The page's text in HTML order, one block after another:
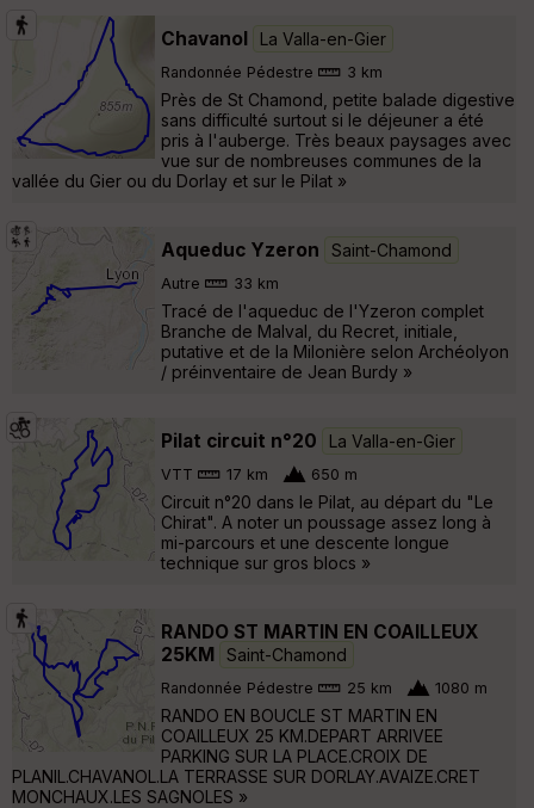
Chavanol La Valla-en-Gier
Randonnée Pédestre 3 km
Près de St Chamond, petite balade digestive
sans difficulté surtout si le déjeuner a été
pris à l'auberge. Très beaux paysages avec
vue sur de nombreuses communes de la
vallée du Gier ou du Dorlay et sur le Pilat »
Aqueduc Yzeron Saint-Chamond
Autre 33 km
Tracé de l'aqueduc de l'Yzeron complet
Branche de Malval, du Recret, initiale,
putative et de la Milonière selon Archéolyon
/ préinventaire de Jean Burdy »
Pilat circuit n°20 La Valla-en-Gier
VTT 17 km 650 m
Circuit n°20 dans le Pilat, au départ du "Le
Chirat". A noter un poussage assez long à
mi-parcours et une descente longue
technique sur gros blocs »
RANDO ST MARTIN EN COAILLEUX
25KM
Saint-Chamond
Randonnée Pédestre 25 km 1080 m
RANDO EN BOUCLE ST MARTIN EN
COAILLEUX 25 KM.DEPART ARRIVEE
PARKING SUR LA PLACE.CROIX DE
PLANIL.CHAVANOL.LA TERRASSE SUR DORLAY.AVAIZE.CRET
MONCHAUX.LES SAGNOLES »